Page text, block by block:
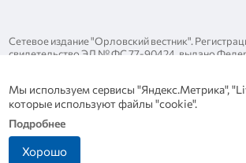
Сетевое издание "Орловский вестник".
свидетельство ЭЛ № ФС 77-90424, выдано
Политика конфиденциальности
Мы используем сервисы "Яндекс.Метрика",
которые используют файлы "cookie".
Подробнее
Хорошо